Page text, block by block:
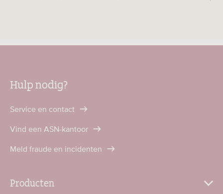
Hulp nodig?
Service en contact
Vind een ASN-kantoor
Meld fraude en incidenten
Producten